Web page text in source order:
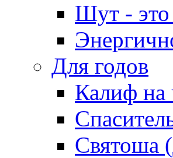
Шут - это
Для годов
Калиф на
Святоша